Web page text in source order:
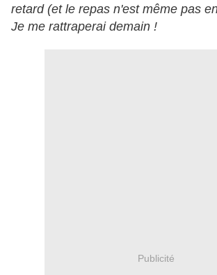
retard (et le repas n'est même pas
Je me rattraperai demain !
Publicité